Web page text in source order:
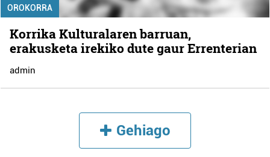
OROKORRA
Korrika Kulturalaren barruan,
erakusketa irekiko dute gaur Errenterian
admin
Gehiago